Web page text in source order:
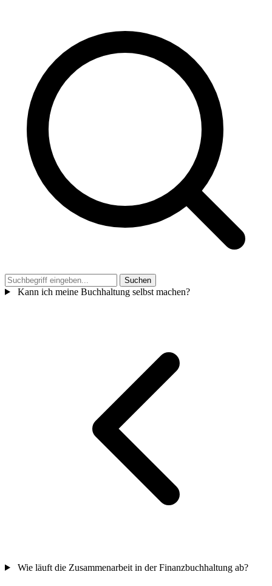
Suchen
Kann ich meine Buchhaltung selbst machen?
Wie läuft die Zusammenarbeit in der Finanzbuchhaltung ab?